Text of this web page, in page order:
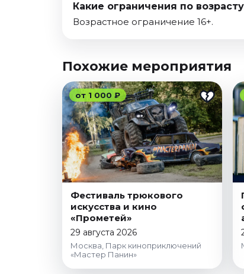
Какие ограничения по
Возрастное ограничение 16+.
Похожие мероприятия
от 1 000 ₽
Фестиваль трюкового
искусства и кино
«Прометей»
29 августа 2026
Москва, Парк киноприключений
«Мастер Панин»